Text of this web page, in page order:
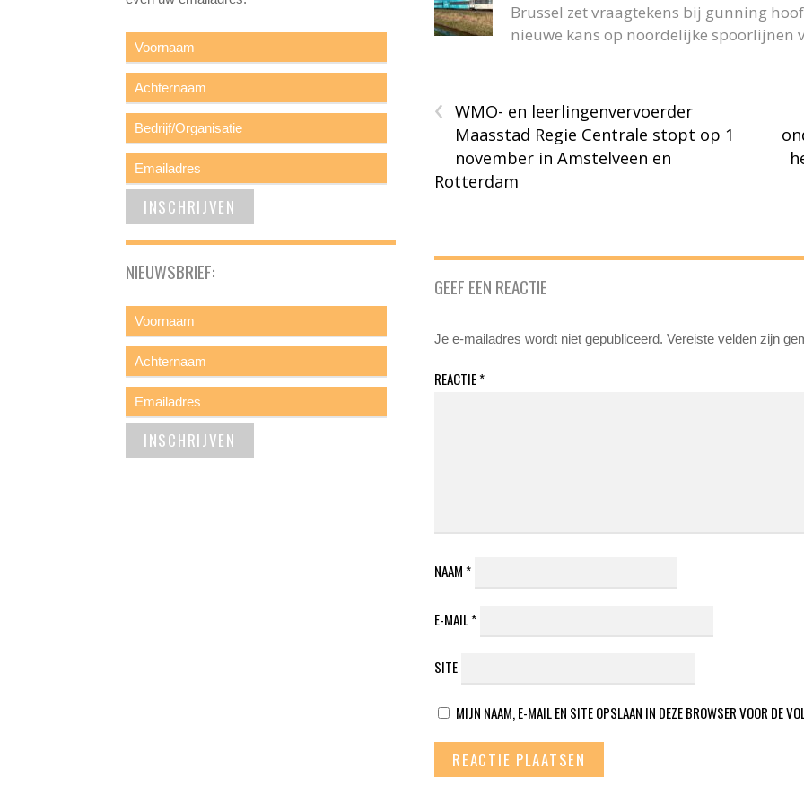
Brussel zet vraagtekens bij gunning
nieuwe kans op noordelijke spoorlijnen
‹ WMO- en leerlingenvervoerder
Maasstad Regie Centrale stopt op 1
november in Amstelveen en
Rotterdam
GEEF EEN REACTIE
Je e-mailadres wordt niet gepubliceerd. Vereiste velden zijn
REACTIE*
NAAM *
E-MAIL*
SITE
MIJN NAAM, E-MAIL EN SITE OPSLAAN IN DEZE BROWSER VOOR DE
NIEUWSBRIEF: